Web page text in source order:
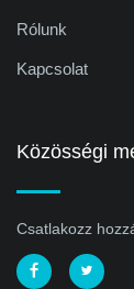
Rólunk
Kapcsolat
Közösségi
Csatlakozz